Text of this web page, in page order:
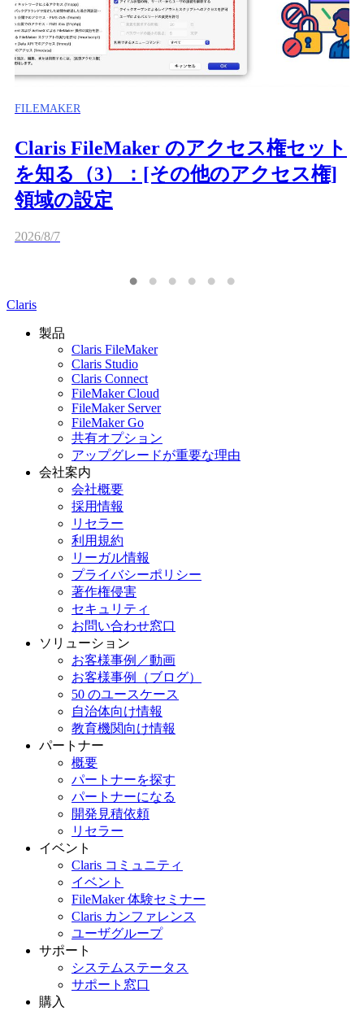
FILEMAKER
Claris FileMaker のアクセス権セット
を知る（3）：[その他のアクセス権]
領域の設定
2026/8/7
Claris
製品
Claris FileMaker
Claris Studio
Claris Connect
FileMaker Cloud
FileMaker Server
FileMaker Go
共有オプション
アップグレードが重要な理由
会社案内
会社概要
採用情報
リセラー
利用規約
リーガル情報
プライバシーポリシー
著作権侵害
セキュリティ
お問い合わせ窓口
ソリューション
お客様事例／動画
お客様事例（ブログ）
50 のユースケース
自治体向け情報
教育機関向け情報
パートナー
概要
パートナーを探す
パートナーになる
開発見積依頼
リセラー
イベント
Claris コミュニティ
イベント
FileMaker 体験セミナー
Claris カンファレンス
ユーザグループ
サポート
システムステータス
サポート窓口
購入